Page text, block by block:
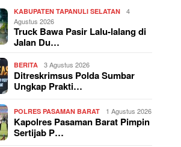
KABUPATEN TAPANULI SELATAN
4
Agustus 2026
Truck Bawa Pasir Lalu-lalang di
Jalan Du…
BERITA 3 Agustus 2026
Ditreskrimsus Polda Sumbar
Ungkap Prakti…
POLRES PASAMAN BARAT 1 Agustus 2026
Kapolres Pasaman Barat Pimpin
Sertijab P…